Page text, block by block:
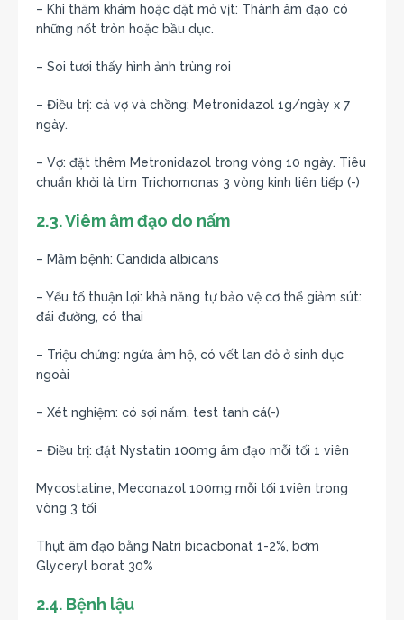
– Khi thăm khám hoặc đặt mỏ vịt: Thành âm đạo có
những nốt tròn hoặc bầu dục.
– Soi tươi thấy hình ảnh trùng roi
– Điều trị: cả vợ và chồng: Metronidazol 1g/ngày x 7
ngày.
– Vợ: đặt thêm Metronidazol trong vòng 10 ngày. Tiêu
chuẩn khỏi là tìm Trichomonas 3 vòng kinh liên tiếp (-)
2.3. Viêm âm đạo do nấm
– Mầm bệnh: Candida albicans
– Yếu tố thuận lợi: khả năng tự bảo vệ cơ thể giảm sút:
đái đường, có thai
– Triệu chứng: ngứa âm hộ, có vết lan đỏ ở sinh dục
ngoài
– Xét nghiệm: có sợi nấm, test tanh cá(-)
– Điều trị: đặt Nystatin 100mg âm đạo mỗi tối 1 viên
Mycostatine, Meconazol 100mg mỗi tối 1viên trong
vòng 3 tối
Thụt âm đạo bằng Natri bicacbonat 1-2%, bơm
Glyceryl borat 30%
2.4. Bệnh lậu